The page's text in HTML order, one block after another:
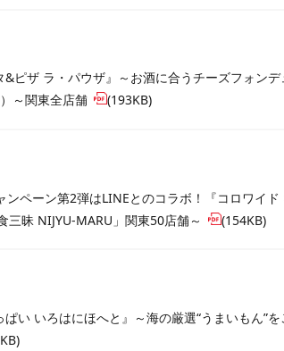
&ピザ ラ・パウザ』～お酒に合うチーズフォン
～関東全店舗
(193KB)
ンペーン第2弾はLINEとのコラボ！『コロワイ
三昧 NIJYU-MARU」関東50店舗～
(154KB)
ぱい いろはにほへと』～海の厳選“うまいもん”